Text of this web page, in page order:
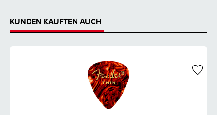
KUNDEN KAUFTEN AUCH